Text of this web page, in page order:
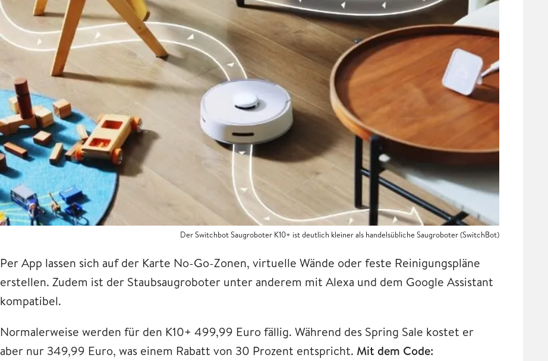
Der Switchbot Saugroboter K10+ ist deutlich kleiner als handelsübliche Saugroboter (SwitchBot)
Per App lassen sich auf der Karte No-Go-Zonen, virtuelle Wände oder feste Reinigungspläne
erstellen. Zudem ist der Staubsaugroboter unter anderem mit Alexa und dem Google Assistant
kompatibel.
Normalerweise werden für den K10+ 499,99 Euro fällig. Während des Spring Sale kostet er
aber nur 349,99 Euro, was einem Rabatt von 30 Prozent entspricht. Mit dem Code: